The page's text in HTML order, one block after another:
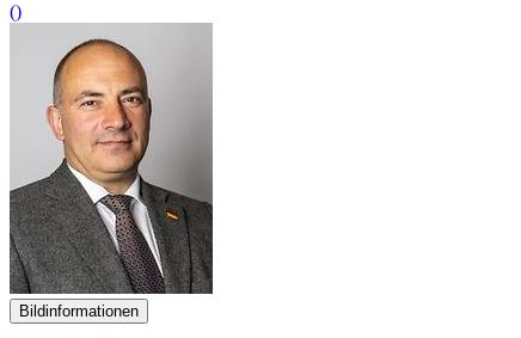
()
Bildinformationen